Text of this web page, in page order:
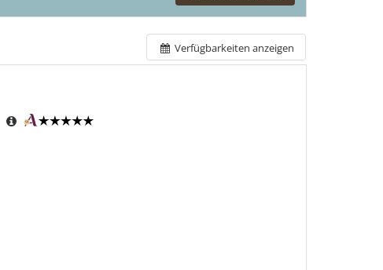
Verfügbarkeiten anzeigen